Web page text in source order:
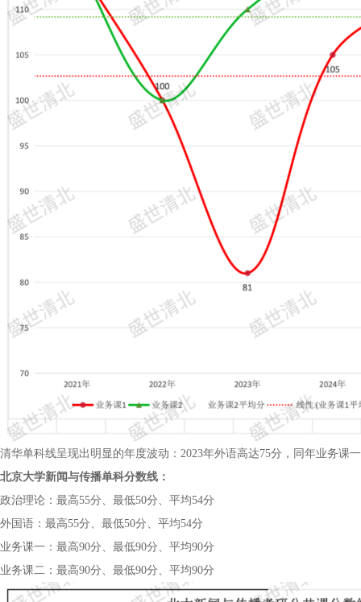
清华单科线呈现出明显的年度波动：2023年外语高达75分，同年业务课
北京大学新闻与传播单科分数线：
政治理论：最高55分、最低50分、平均54分
外国语：最高55分、最低50分、平均54分
业务课一：最高90分、最低90分、平均90分
业务课二：最高90分、最低90分、平均90分